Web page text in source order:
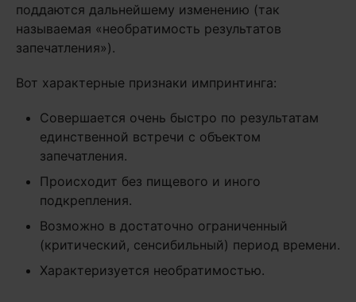
поддаются дальнейшему изменению (так
называемая «необратимость результатов
запечатления»).
Вот характерные признаки импринтинга:
Совершается очень быстро по результатам
единственной встречи с объектом
запечатления.
Происходит без пищевого и иного
подкрепления.
Возможно в достаточно ограниченный
(критический, сенсибильный) период времени.
Характеризуется необратимостью.